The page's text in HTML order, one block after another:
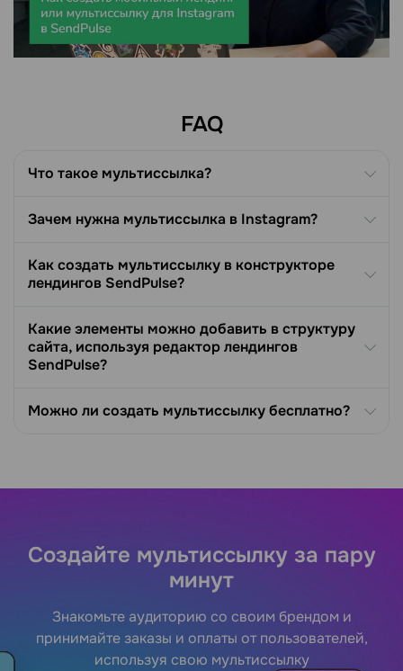
FAQ
Что такое мультиссылка?
Зачем нужна мультиссылка в Instagram?
Как создать мультиссылку в конструкторе
лендингов SendPulse?
Какие элементы можно добавить в структуру
сайта, используя редактор лендингов
SendPulse?
Можно ли создать мультиссылку бесплатно?
Создайте мультиссылку за пару
минут
Знакомьте аудиторию со своим брендом и
принимайте заказы и оплаты от пользователей,
используя свою мультиссылку